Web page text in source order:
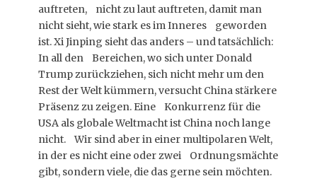
auftreten, nicht zu laut auftreten, damit man
nicht sieht, wie stark es im Inneres geworden
ist. Xi Jinping sieht das anders – und tatsächlich:
In all den Bereichen, wo sich unter Donald
Trump zurückziehen, sich nicht mehr um den
Rest der Welt kümmern, versucht China stärkere
Präsenz zu zeigen. Eine Konkurrenz für die
USA als globale Weltmacht ist China noch lange
nicht. Wir sind aber in einer multipolaren Welt,
in der es nicht eine oder zwei Ordnungsmächte
gibt, sondern viele, die das gerne sein möchten.